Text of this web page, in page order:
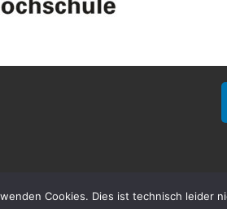
Cookies. Dies ist technisch leider